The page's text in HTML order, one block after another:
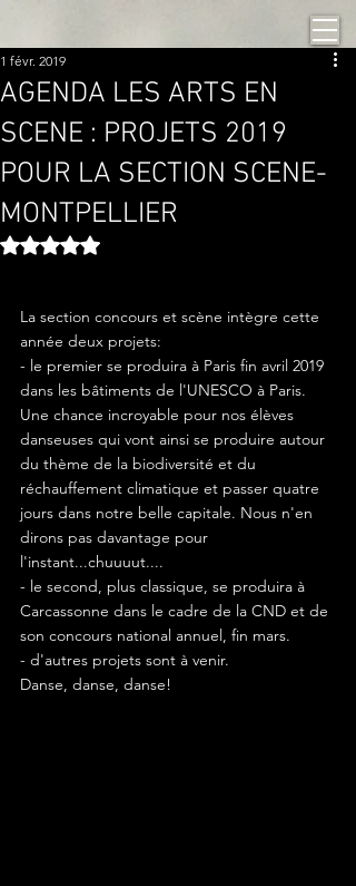
AGENDA LES ARTS EN
SCENE : PROJETS 2019
POUR LA SECTION SCENE-
MONTPELLIER
1 févr. 2019
Noté NaN étoiles sur 5.
La section concours et scène intègre cette
année deux projets:
- le premier se produira à Paris fin avril 2019
dans les bâtiments de l'UNESCO à Paris.
Une chance incroyable pour nos élèves
danseuses qui vont ainsi se produire autour
du thème de la biodiversité et du
réchauffement climatique et passer quatre
jours dans notre belle capitale. Nous n'en
dirons pas davantage pour
l'instant...chuuuut....
- le second, plus classique, se produira à
Carcassonne dans le cadre de la CND et de
son concours national annuel, fin mars.
- d'autres projets sont à venir.
Danse, danse, danse!